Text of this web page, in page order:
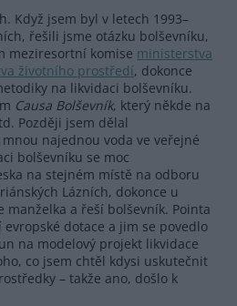
Když jsem byl v letech 1993–
řešili jsme otázku bolševníku,
meziresortní komise ministerstva
životního prostředí, dokonce
na likvidaci bolševníku.
Causa Bolševník, který někde na
Později jsem dělal
najednou voda ve veřejné
bolševníku se moc
na stejném místě na odboru
Lázních, dokonce u
manželka a řeší bolševník. Pointa
dotace a jim se povedlo
na modelový projekt likvidace
co jsem chtěl kdysi uskutečnit
– takže ano, došlo k